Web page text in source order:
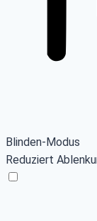
Blinden-Modus
Reduziert